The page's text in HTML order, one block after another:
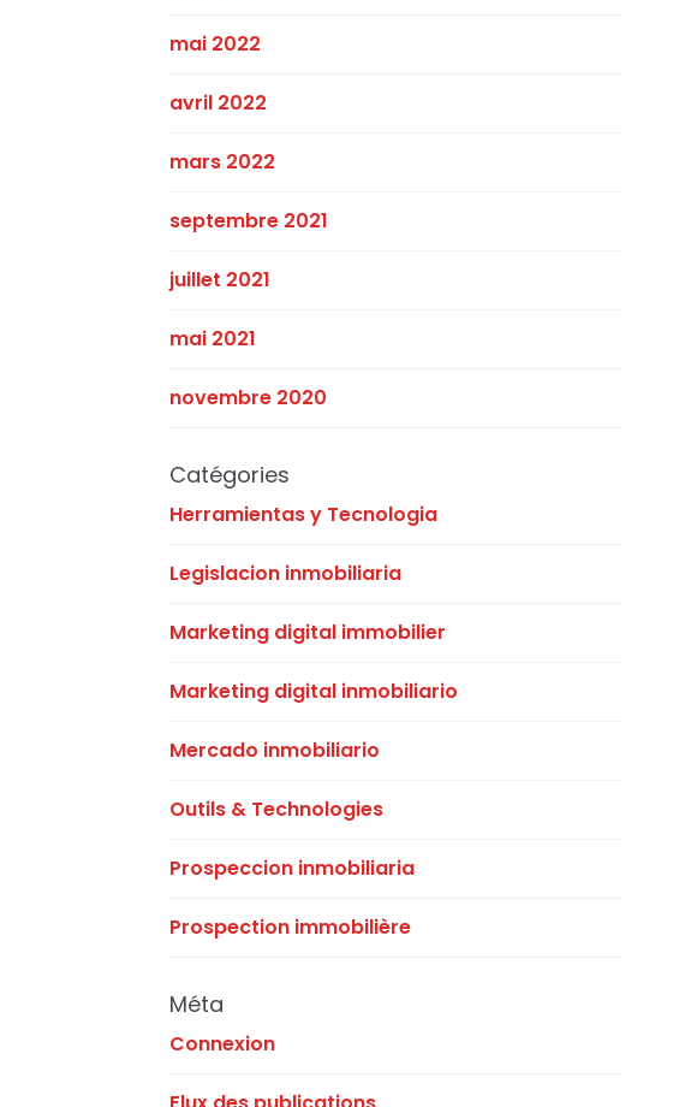
mai 2022
avril 2022
mars 2022
septembre 2021
juillet 2021
mai 2021
novembre 2020
Catégories
Herramientas y Tecnologia
Legislacion inmobiliaria
Marketing digital immobilier
Marketing digital inmobiliario
Mercado inmobiliario
Outils & Technologies
Prospeccion inmobiliaria
Prospection immobilière
Méta
Connexion